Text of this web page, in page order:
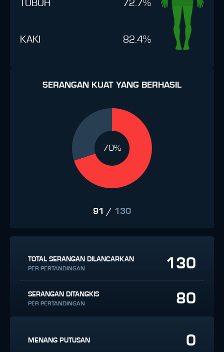
TUBUH 72.7%
KAKI 82.4%
SERANGAN KUAT YANG BERHASIL
70%
91 / 130
TOTAL SERANGAN DILANCARKAN
PER PERTANDINGAN 130
SERANGAN DITANGKIS
PER PERTANDINGAN 80
MENANG PUTUSAN 0